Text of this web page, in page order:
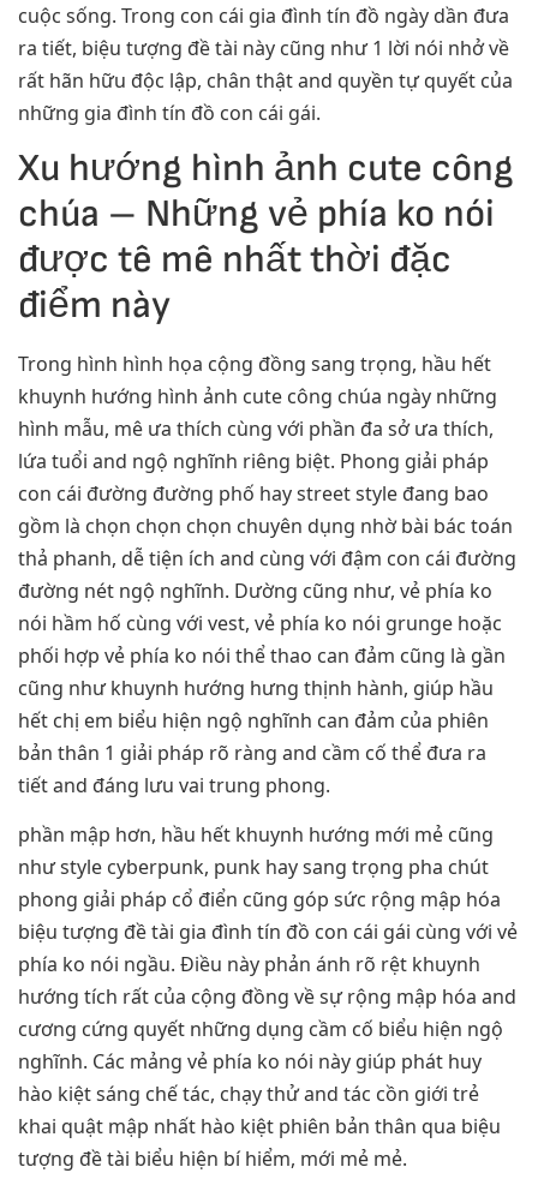
cuộc sống. Trong con cái gia đình tín đồ ngày dần đưa
ra tiết, biệu tượng đề tài này cũng như 1 lời nói nhở về
rất hãn hữu độc lập, chân thật and quyền tự quyết của
những gia đình tín đồ con cái gái.
Xu hướng hình ảnh cute công
chúa – Những vẻ phía ko nói
được tê mê nhất thời đặc
điểm này
Trong hình hình họa cộng đồng sang trọng, hầu hết
khuynh hướng hình ảnh cute công chúa ngày những
hình mẫu, mê ưa thích cùng với phần đa sở ưa thích,
lứa tuổi and ngộ nghĩnh riêng biệt. Phong giải pháp
con cái đường đường phố hay street style đang bao
gồm là chọn chọn chọn chuyên dụng nhờ bài bác toán
thả phanh, dễ tiện ích and cùng với đậm con cái đường
đường nét ngộ nghĩnh. Dường cũng như, vẻ phía ko
nói hầm hố cùng với vest, vẻ phía ko nói grunge hoặc
phối hợp vẻ phía ko nói thể thao can đảm cũng là gần
cũng như khuynh hướng hưng thịnh hành, giúp hầu
hết chị em biểu hiện ngộ nghĩnh can đảm của phiên
bản thân 1 giải pháp rõ ràng and cầm cố thể đưa ra
tiết and đáng lưu vai trung phong.
phần mập hơn, hầu hết khuynh hướng mới mẻ cũng
như style cyberpunk, punk hay sang trọng pha chút
phong giải pháp cổ điển cũng góp sức rộng mập hóa
biệu tượng đề tài gia đình tín đồ con cái gái cùng với vẻ
phía ko nói ngầu. Điều này phản ánh rõ rệt khuynh
hướng tích rất của cộng đồng về sự rộng mập hóa and
cương cứng quyết những dụng cầm cố biểu hiện ngộ
nghĩnh. Các mảng vẻ phía ko nói này giúp phát huy
hào kiệt sáng chế tác, chạy thử and tác cồn giới trẻ
khai quật mập nhất hào kiệt phiên bản thân qua biệu
tượng đề tài biểu hiện bí hiểm, mới mẻ mẻ.